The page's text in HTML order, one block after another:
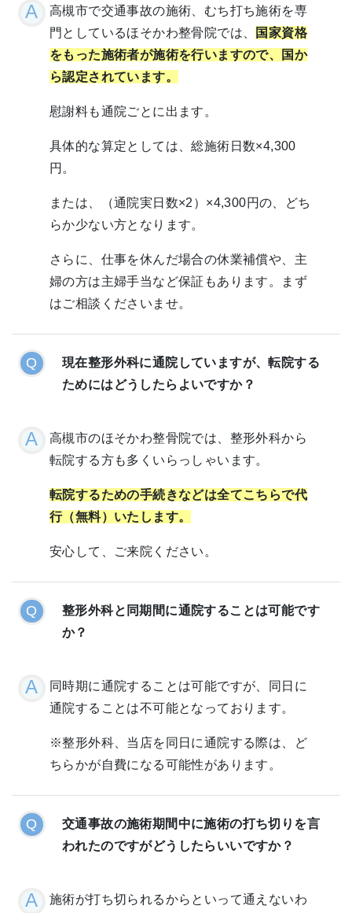
高槻市で交通事故の施術、むち打ち施術を専
門としているほそかわ整骨院では、
国家資格
をもった施術者が施術を行いますので、国か
ら認定されています。
慰謝料も通院ごとに出ます。
具体的な算定としては、総施術日数×4,300
円。
または、（通院実日数×2）×4,300円の、どち
らか少ない方となります。
さらに、仕事を休んだ場合の休業補償や、主
婦の方は主婦手当など保証もあります。まず
はご相談くださいませ。
現在整形外科に通院していますが、転院する
ためにはどうしたらよいですか？
高槻市のほそかわ整骨院では、整形外科から
転院する方も多くいらっしゃいます。
転院するための手続きなどは全てこちらで代
行（無料）いたします。
安心して、ご来院ください。
整形外科と同期間に通院することは可能です
か？
同時期に通院することは可能ですが、同日に
通院することは不可能となっております。
※整形外科、当店を同日に通院する際は、ど
ちらかが自費になる可能性があります。
交通事故の施術期間中に施術の打ち切りを言
われたのですがどうしたらいいですか？
施術が打ち切られるからといって通えないわ